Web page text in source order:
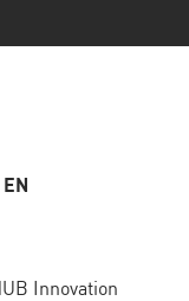
EN
Innovation